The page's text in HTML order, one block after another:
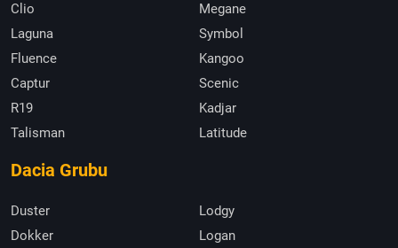
Clio
Megane
Laguna
Symbol
Fluence
Kangoo
Captur
Scenic
R19
Kadjar
Talisman
Latitude
Dacia Grubu
Duster
Lodgy
Dokker
Logan